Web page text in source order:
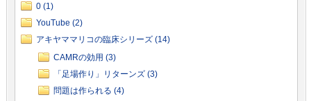
0 (1)
YouTube (2)
アキヤママリコの臨床シリーズ (14)
CAMRの効用 (3)
「足場作り」リターンズ (3)
問題は作られる (4)